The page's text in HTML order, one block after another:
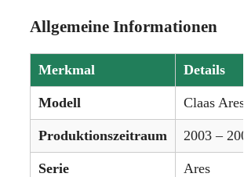
Allgemeine Informationen
Merkmal Details
Modell Claas Ares
Produktionszeitraum 2003 –
Serie Ares